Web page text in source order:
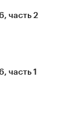
часть 2
часть 1